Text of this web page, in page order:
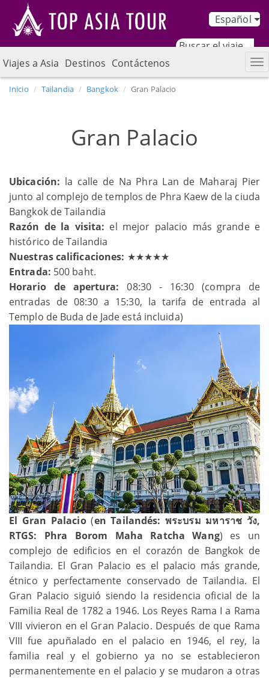
Español
Viajes a Asia Destinos Contáctenos
Inicio Tailandia Bangkok Gran Palacio
Gran Palacio
Ubicación: la calle de Na Phra Lan de Maharaj Pier
junto al complejo de templos de Phra Kaew de la ciuda
Bangkok de Tailandia
Razón de la visita: el mejor palacio más grande e
histórico de Tailandia
Nuestras calificaciones: ★★★★★
Entrada: 500 baht.
Horario de apertura:08:30 - 16:30 (compra de
entradas de 08:30 a 15:30, la tarifa de entrada al
Templo de Buda de Jade está incluida)
El Gran Palacio(en Tailandés: พระบรม มหาราช วัง,
RTGS: Phra Borom Maha Ratcha Wang) es un
complejo de edificios en el corazón de Bangkok de
Tailandia. El Gran Palacio es el palacio más grande,
étnico y perfectamente conservado de Tailandia. El
Gran Palacio siguió siendo la residencia oficial de la
Familia Real de 1782 a 1946. Los Reyes Rama I a Rama
VIII vivieron en el Gran Palacio. Después de que Rama
VIII fue apuñalado en el palacio en 1946, el rey, la
familia real y el gobierno ya no se establecieron
permanentemente en el palacio y se mudaron a otras